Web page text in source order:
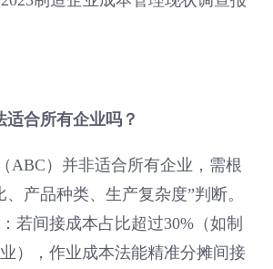
合所有企业吗？
ABC）并非适合所有企业，需根
产品种类、生产复杂度”判断。
：若间接成本占比超过30%（如制
），作业成本法能精准分摊间接